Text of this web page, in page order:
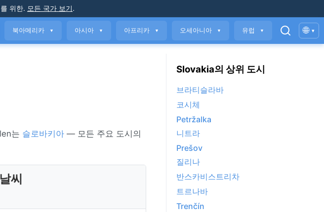
위한. 모든 국가 보기.
북아메리카 ▼ 아시아 ▼ 아프리카 ▼ 오세아니아 ▼ 유럽 ▼ 🌐 ▾
는 슬로바키아 — 모든 주요 도시의
씨
Slovakia의 상위 도시
브라티슬라바
코시체
Petržalka
니트라
Prešov
질리나
반스카비스트리차
트르나바
Trenčín